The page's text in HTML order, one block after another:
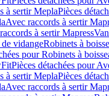
à sertir MeplaPièces
Avec raccords à sertir
à sertir Mapress
vidangeRobinets à
pour Robinets à
Pièces détachées pour
à sertir MeplaPièces
Avec raccords à sertir